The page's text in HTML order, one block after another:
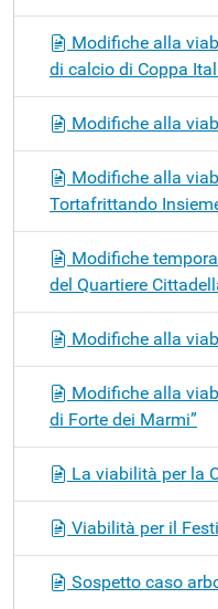
Modifiche alla
di calcio di Coppa
Modifiche alla
Modifiche alla
Tortafrittando
Modifiche
del Quartiere
Modifiche alla
Modifiche alla
di Forte dei Marmi”
La viabilità per la
Viabilità per il
Sospetto caso